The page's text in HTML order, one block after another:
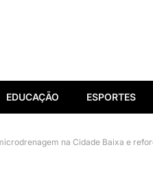
EDUCAÇÃO ESPORTES
na Cidade Baixa e